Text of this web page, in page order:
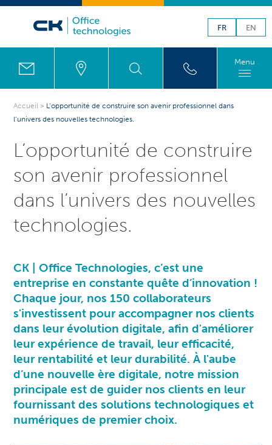
FR EN
Menu
Accueil > L’opportunité de construire son avenir professionnel dans
l’univers des nouvelles technologies.
L’opportunité de construire
son avenir professionnel
dans l’univers des nouvelles
technologies.
CK | Office Technologies, c’est une
entreprise en constante quête d’innovation !
Chaque jour, nos 150 collaborateurs
s'investissent pour accompagner nos clients
dans leur évolution digitale, afin d'améliorer
leur expérience de travail, leur efficacité,
leur rentabilité et leur durabilité. À l'aube
d’une nouvelle ère digitale, notre mission
principale est de guider nos clients en leur
fournissant des solutions technologiques et
numériques de premier choix.